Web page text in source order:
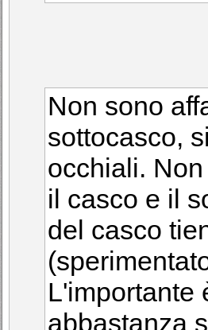
Non sono
sottocasco,
occhiali.
il casco e il
del casco
L'importante
abbastanza